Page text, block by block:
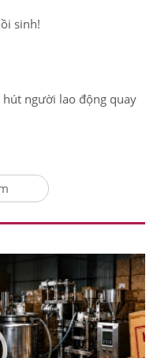
sinh!
người lao động quay